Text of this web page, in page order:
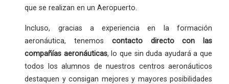
que se realizan en un Aeropuerto.
Incluso, gracias a experiencia en la formación
aeronáutica, tenemos contacto directo con las
compañías aeronáuticas, lo que sin duda ayudará a que
todos los alumnos de nuestros centros aeronáuticos
destaquen y consigan mejores y mayores posibilidades